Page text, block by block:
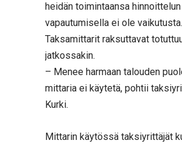
heidän toimintaansa hinnoittelun
vapautumisella ei ole vaikutusta.
Taksamittarit raksuttavat
jatkossakin.
– Menee harmaan talouden
mittaria ei käytetä, pohtii
Kurki.
Mittarin käytössä taksiyrittäjät